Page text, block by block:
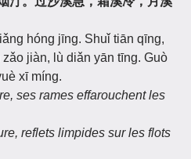
hóng jīng. Shuǐ tiān qīng,
jiàn, lù diǎn yān tīng. Guò
xī míng.
ses rames effarouchent les
reflets limpides sur les flots